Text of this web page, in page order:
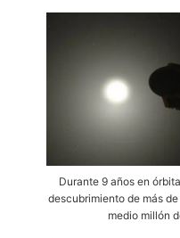
Durante 9 años en
descubrimiento de más
medio millón